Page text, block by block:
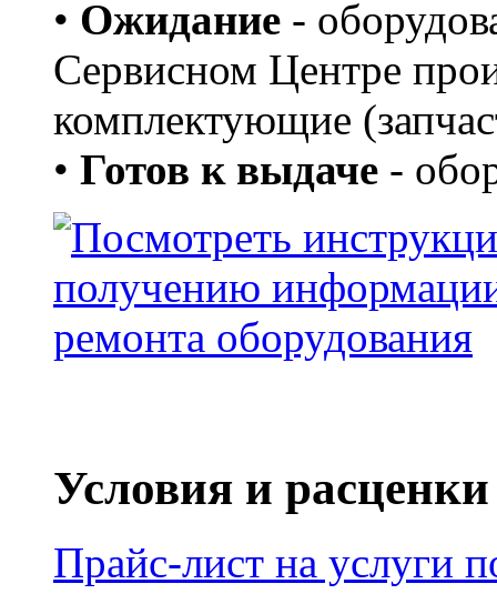
• Ожидание -
Сервисном Центре
комплектующие
• Готов к выдаче -
Условия и
Прайс-лист на услуги